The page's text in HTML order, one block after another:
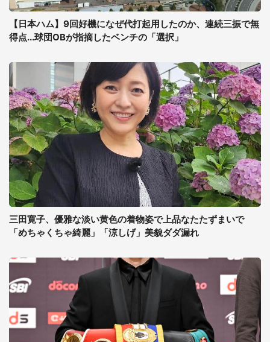
【日本ハム】9回好機になぜ代打起用したのか、連続三振で無
得点...球団OBが指摘したベンチの「選択」
三田寛子、優雅な淡い黄色の着物姿で上品なたたずまいで
「めちゃくちゃ綺麗」「涼しげ」美貌ダダ漏れ